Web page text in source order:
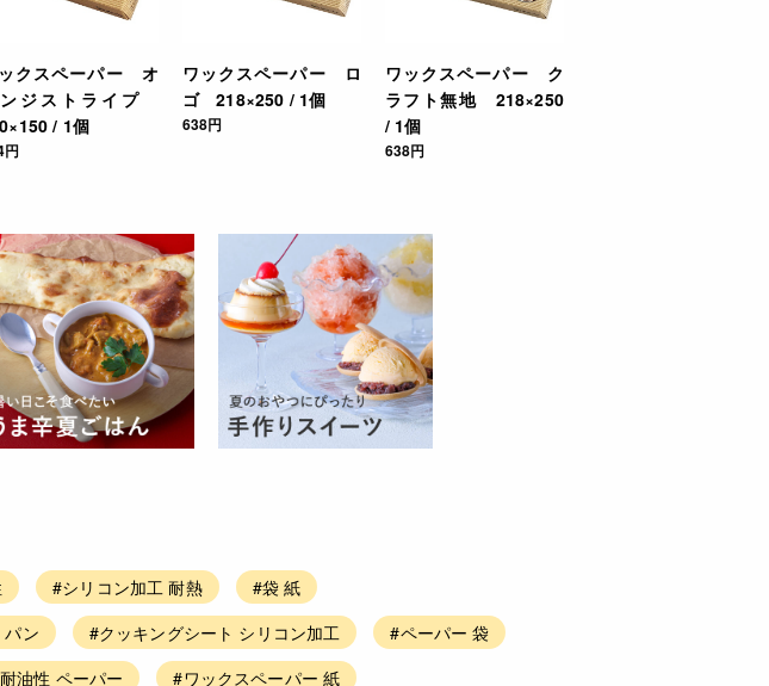
クスペーパー オ
ジストライプ
/ 1個
円
ワックスペーパー ロ
ゴ 218×250 / 1個
638円
ワックスペーパー ク
ラフト無地 218×250
/ 1個
638円
#シリコン加工 耐熱
#袋 紙
パン #クッキングシート シリコン加工
#ペーパー 袋
油性 ペーパー #ワックスペーパー 紙